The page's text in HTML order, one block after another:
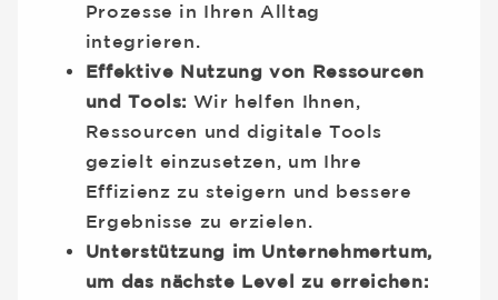
Prozesse in Ihren Alltag
integrieren.
Effektive Nutzung von Ressourcen
und Tools: Wir helfen Ihnen,
Ressourcen und digitale Tools
gezielt einzusetzen, um Ihre
Effizienz zu steigern und bessere
Ergebnisse zu erzielen.
Unterstützung im Unternehmertum,
um das nächste Level zu erreichen: